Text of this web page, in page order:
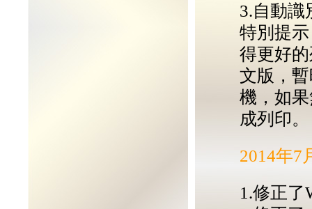
3.自動識
特別提
得更好
文版，
機，如
成列印。
2014年7
1.修正了